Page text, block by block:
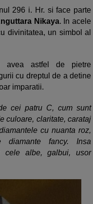
296 i. Hr. si face parte
Nikaya. In acele
divinitatea, un simbol al
avea astfel de pietre
cu dreptul de a detine
imparatii.
cei patru C, cum sunt
culoare, claritate, carataj
cu nuanta roz,
diamante fancy. Insa
cele albe, galbui, usor